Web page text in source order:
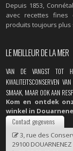
Depuis 1853,
avec recettes
produits toujours plus
LE MEILLEUR DE LA MER
VAN DE VANGST TOT
KWALITEITSCONSERVEN
SMAAK, MAAR OOK AAN
Kom en ontdek
winkel in
Contact gegevens
3, rue des
29100 DOUARNENEZ